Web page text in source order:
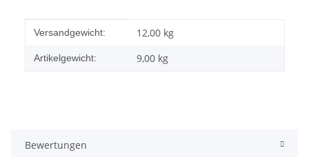
Produkteigenschaft
Wert
Versandgewicht: 12,00 kg
Artikelgewicht: 9,00 kg
Bewertungen